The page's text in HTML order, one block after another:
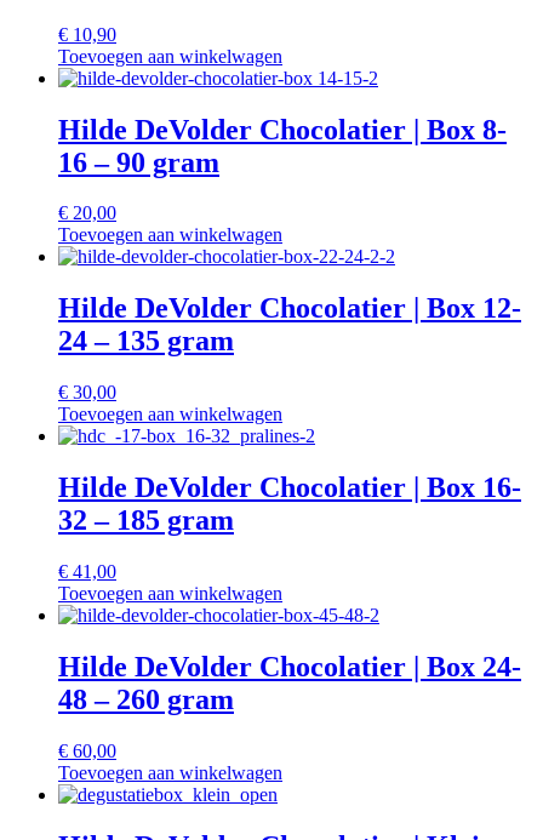
€ 10,90
Toevoegen aan winkelwagen
Hilde DeVolder Chocolatier | Box 8-
16 – 90 gram
€ 20,00
Toevoegen aan winkelwagen
Hilde DeVolder Chocolatier | Box 12-
24 – 135 gram
€ 30,00
Toevoegen aan winkelwagen
Hilde DeVolder Chocolatier | Box 16-
32 – 185 gram
€ 41,00
Toevoegen aan winkelwagen
Hilde DeVolder Chocolatier | Box 24-
48 – 260 gram
€ 60,00
Toevoegen aan winkelwagen